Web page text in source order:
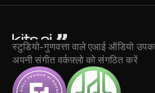
स्टुडियो-गुणवत्ता वाले एआई ऑडियो
अपनी संगीत वर्कफ़्लो को संगठित करें